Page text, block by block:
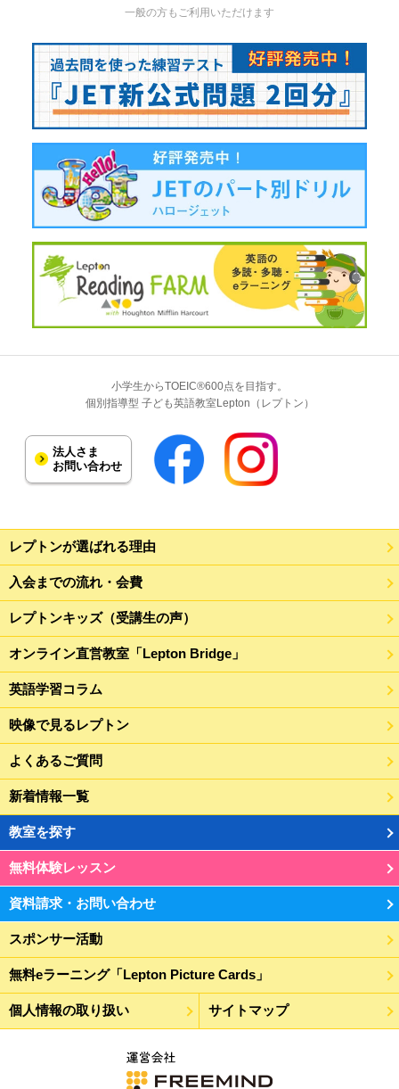
一般の方もご利用いただけます
小学生からTOEIC®600点を目指す。
個別指導型 子ども英語教室Lepton（レプトン）
法人さま
お問い合わせ
レプトンが選ばれる理由
入会までの流れ・会費
レプトンキッズ（受講生の声）
オンライン直営教室「Lepton Bridge」
英語学習コラム
映像で見るレプトン
よくあるご質問
新着情報一覧
教室を探す
無料体験レッスン
資料請求・お問い合わせ
スポンサー活動
無料eラーニング「Lepton Picture Cards」
個人情報の取り扱い サイトマップ